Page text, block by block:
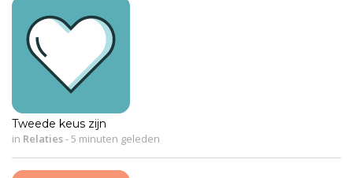
Tweede keus zijn
in Relaties-5 minuten geleden